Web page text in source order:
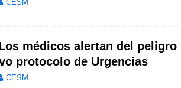
CESM
médicos alertan del
protocolo de Urgencias
CESM